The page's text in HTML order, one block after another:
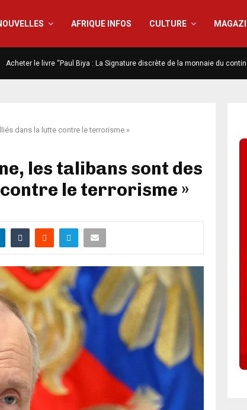
AFRIQUE INFOS CULTURE
Acheter le livre “Paul Biya : La Signature discrète de la monnaie du
dans la lutte contre le terrorisme »
les talibans sont des
le terrorisme »